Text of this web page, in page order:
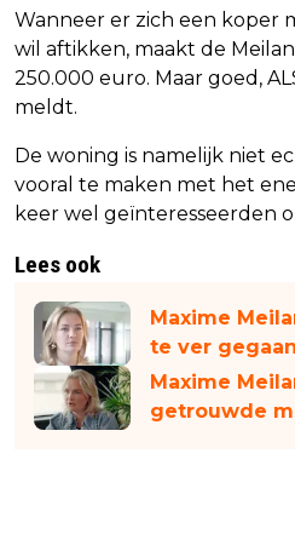
Wanneer er zich een koper
wil aftikken, maakt de
250.000 euro. Maar goed,
meldt.
De woning is namelijk niet
vooral te maken met het
keer wel geïnteresseerden
Lees ook
Maxime
te ver
Maxime
getrouwde